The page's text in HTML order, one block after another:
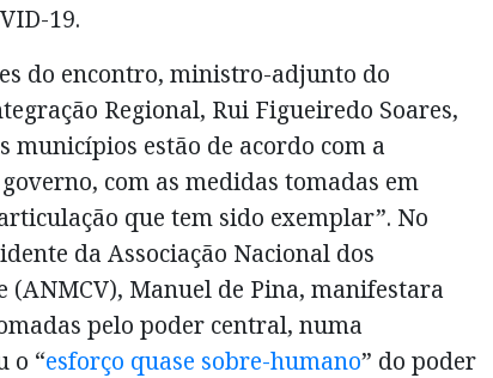
19.
do encontro, ministro-adjunto do
Regional, Rui Figueiredo Soares,
municípios estão de acordo com a
com as medidas tomadas em
que tem sido exemplar”. No
da Associação Nacional dos
(ANMCV), Manuel de Pina, manifestara
pelo poder central, numa
o “esforço quase sobre-humano” do poder